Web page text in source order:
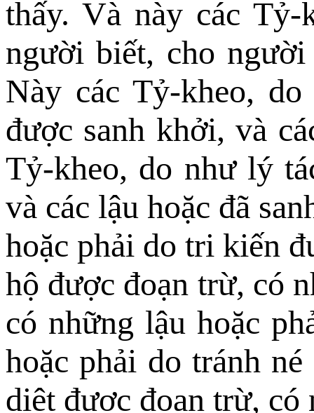
thấy. Và này các
người biết, cho
Này các Tỷ-kheo,
được sanh khởi, và
Tỷ-kheo, do như lý
và các lậu hoặc đã
hoặc phải do tri kiến
hộ được đoạn trừ, có
có những lậu hoặc
hoặc phải do tránh
diệt được đoạn trừ, có